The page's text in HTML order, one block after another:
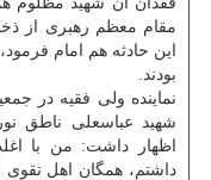
مقام معظم رهبری از
این حادثه هم امام
بودند.
نماینده ولی فقیه در
شهید عباسعلی ناطق
اظهار داشت: من با
داشتم، همگان اهل